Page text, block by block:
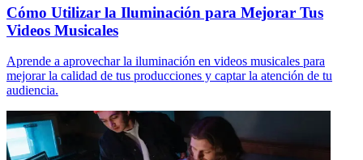
Cómo Utilizar la Iluminación para Mejorar Tus
Videos Musicales
Aprende a aprovechar la iluminación en videos musicales para
mejorar la calidad de tus producciones y captar la atención de tu
audiencia.